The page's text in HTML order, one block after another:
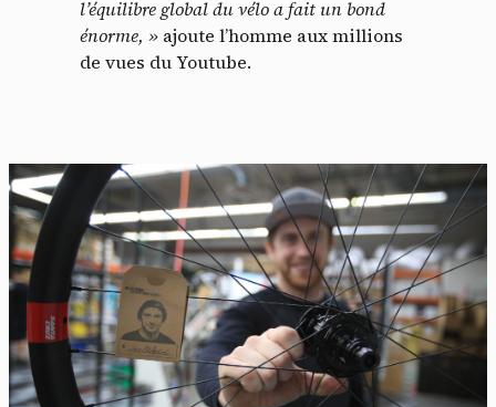
l’équilibre global du vélo a fait un bond
énorme, » ajoute l’homme aux millions
de vues du Youtube.